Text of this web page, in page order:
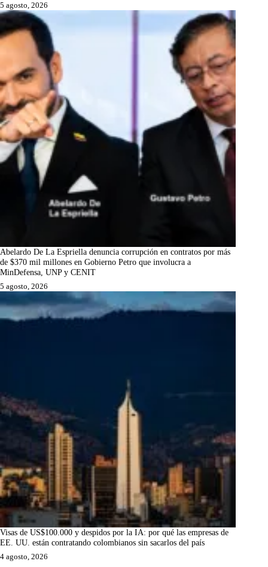
5 agosto, 2026
Abelardo De La Espriella denuncia corrupción en contratos por más
de $370 mil millones en Gobierno Petro que involucra a
MinDefensa, UNP y CENIT
5 agosto, 2026
Visas de US$100.000 y despidos por la IA: por qué las empresas de
EE. UU. están contratando colombianos sin sacarlos del país
4 agosto, 2026